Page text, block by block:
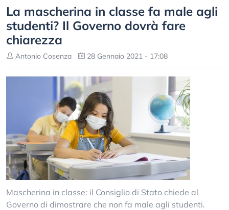
La mascherina in classe fa male agli
studenti? Il Governo dovrà fare
chiarezza
Antonio Cosenza 28 Gennaio 2021 - 17:08
Mascherina in classe: il Consiglio di Stato chiede al
Governo di dimostrare che non fa male agli studenti.